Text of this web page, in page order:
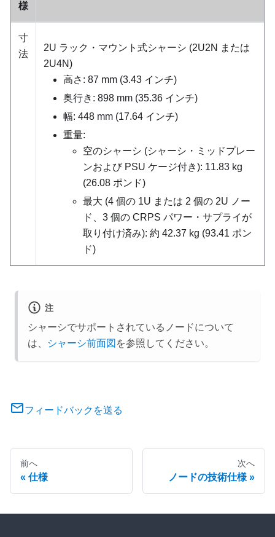
様
寸
法
2U ラック・マウント式シャーシ (2U2N または
2U4N)
高さ: 87 mm (3.43 インチ)
奥行き: 898 mm (35.36 インチ)
幅: 448 mm (17.64 インチ)
重量:
空のシャーシ (シャーシ・ミッドプレー
ンおよび PSU ケージ付き): 11.83 kg
(26.08 ポンド)
最大 (4 個の 1U または 2 個の 2U ノー
ド、3 個の CRPS パワー・サプライが
取り付け済み): 約 42.37 kg (93.41 ポン
ド)
注
シャーシでサポートされているノードについて
は、
シャーシ前面図 を参照してください。
フィードバックを送る
前へ
仕様
次へ
ノードの技術仕様